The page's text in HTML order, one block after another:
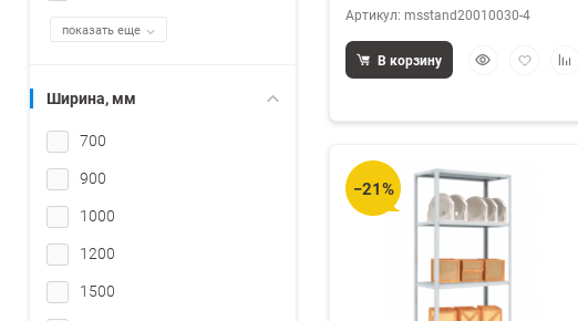
показать еще
Ширина, мм
700
900
1000
1200
1500
Артикул: msstand20010030-4
БыстрыйДобавить
В корзину
−21%